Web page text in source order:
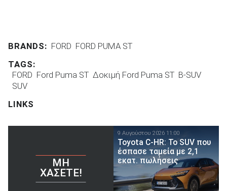
BRANDS: FORD FORD PUMA ST
TAGS:
FORD Ford Puma ST Δοκιμή Ford Puma ST B-SUV
SUV
LINKS
ΜΗ
ΧΆΣΕΤΕ!
9 Αυγούστου 2026 11:00
Toyota C-HR: Το SUV που
έσπασε ταμεία με 2,1
εκατ. πωλήσεις